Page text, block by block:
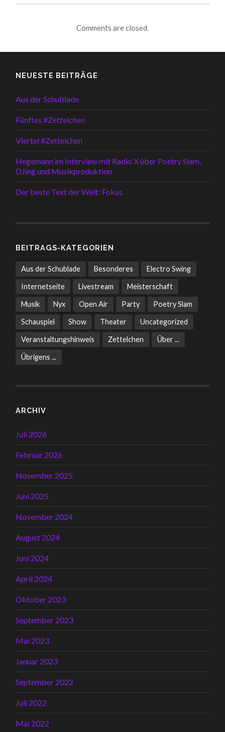
Comments are closed.
NEUESTE BEITRÄGE
Aus der Schublade
Fünftes #Zettelchen
Viertel #Zettelchen
Hegemann im Interview mit Radio X über Poetry Slam,
DJing und Musikproduktion
Der beste Text der Welt: Fokus
BEITRAGS-KATEGORIEN
Aus der Schublade Besonderes Electro Swing
Internetseite Livestream Meisterschaft
Musik Nyx Open Air Party Poetry Slam
Schauspiel Show Theater Uncategorized
Veranstaltungshinweis Zettelchen Über ...
Übrigens ...
ARCHIV
Juli 2026
Februar 2026
November 2025
Juni 2025
November 2024
August 2024
Juni 2024
April 2024
Oktober 2023
September 2023
Mai 2023
Januar 2023
September 2022
Juli 2022
Mai 2022